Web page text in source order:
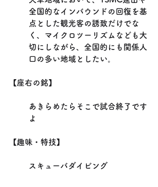
全国的なインバウンドの回復を基
点とした観光客の誘致だけでな
く、マイクロツーリズムなども大
切にしながら、全国的にも関係人
口の多い地域としたい。
【座右の銘】
あきらめたらそこで試合終了です
よ
【趣味・特技】
スキューバダイビング